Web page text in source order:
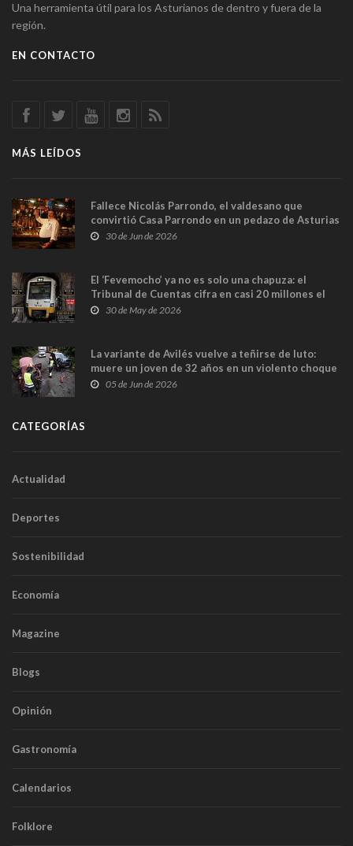
Una herramienta útil para los Asturianos de dentro y fuera de la
región.
EN CONTACTO
MÁS LEÍDOS
Fallece Nicolás Parrondo, el valdesano que
convirtió Casa Parrondo en un pedazo de Asturias
en Madrid
30 de Jun de 2026
El ‘Fevemocho’ ya no es solo una chapuza: el
Tribunal de Cuentas cifra en casi 20 millones el
sobrecoste de los trenes que no cabían por los
30 de May de 2026
La variante de Avilés vuelve a teñirse de luto:
muere un joven de 32 años en un violento choque
frontal
05 de Jun de 2026
CATEGORÍAS
Actualidad
Deportes
Sostenibilidad
Economía
Magazine
Blogs
Opinión
Gastronomía
Calendarios
Folklore